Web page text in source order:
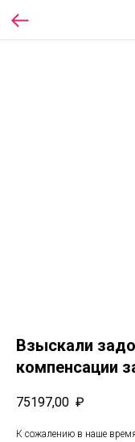
Взыскали
компенсации
75197,00 ₽
К сожалению в наше